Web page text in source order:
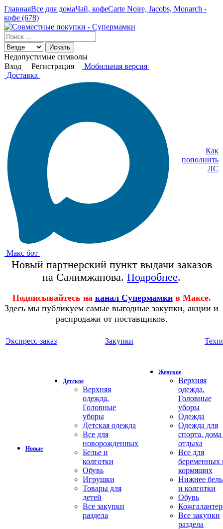
ГлавнаяВсе для домаЧай, кофеCarte Noire, Jacobs, Monarch -
кофе (678)
Искать
Недопустимые символы
Вход
Регистрация
Мобильная версия
Доставка
Макс бот
Как
пополнить
ЛС
Новый партнерский пункт выдачи заказов
на Салимжанова. Подробнее.
Подписывайтесь на канал Супермамки в Максе.
Здесь мы публикуем самые выгодные закупки, акции и
распродажи от поставщиков.
Экспресс-заказ Закупки
Новые
Детское
Верхняя
одежда.
Головные
уборы
Детская одежда
Все для
новорожденных
Белье и
колготки
Обувь
Игрушки
Товары для
детей
Все закупки
раздела
Женское
Верхняя
одежда.
Головные
уборы
Одежда
Одежда для
спорта,
отдыха
Все для
беременных
кормящих
Нижнее
и колготки
Обувь
Все закупки
раздела